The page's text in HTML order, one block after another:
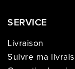
SERVICE
Livraison
Suivre ma